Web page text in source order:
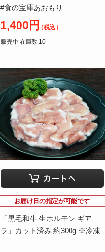
#食の宝庫あおもり
1,400円（税込）
販売中 在庫数 10
お届け日の指定が可能です
「黒毛和牛 生ホルモン ギア
ラ」カット済み 約300g ※冷凍